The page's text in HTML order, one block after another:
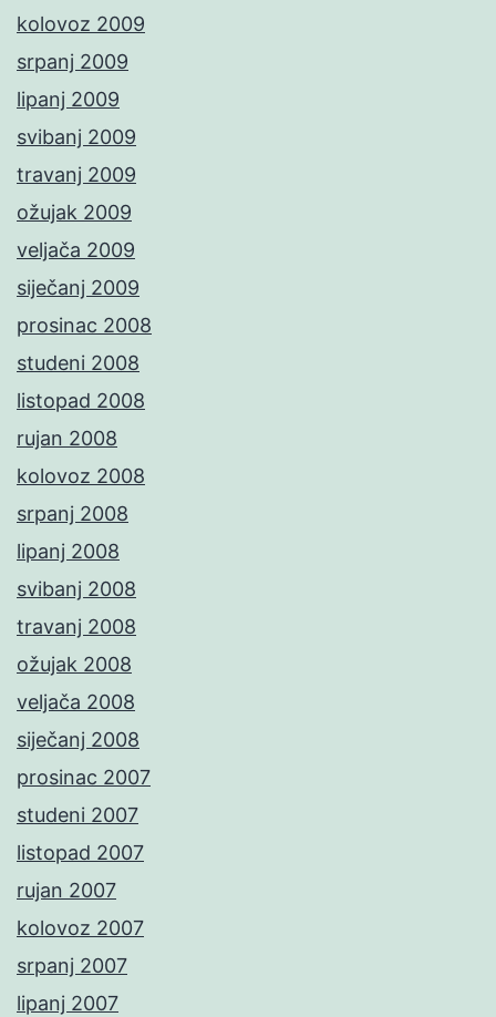
kolovoz 2009
srpanj 2009
lipanj 2009
svibanj 2009
travanj 2009
ožujak 2009
veljača 2009
siječanj 2009
prosinac 2008
studeni 2008
listopad 2008
rujan 2008
kolovoz 2008
srpanj 2008
lipanj 2008
svibanj 2008
travanj 2008
ožujak 2008
veljača 2008
siječanj 2008
prosinac 2007
studeni 2007
listopad 2007
rujan 2007
kolovoz 2007
srpanj 2007
lipanj 2007